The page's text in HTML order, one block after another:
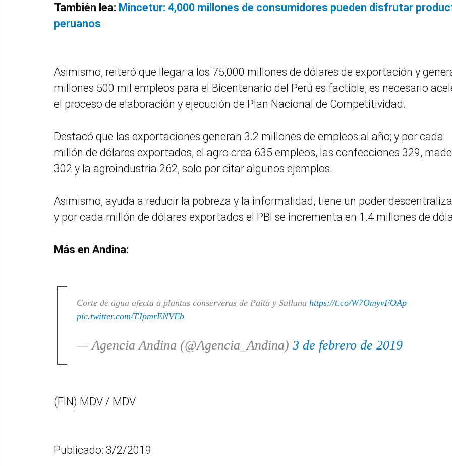
También lea: Mincetur: 4,000 millones de consumidores pueden disfrutar
peruanos
Asimismo, reiteró que llegar a los 75,000 millones de dólares de exportación y
millones 500 mil empleos para el Bicentenario del Perú es factible, es necesario
el proceso de elaboración y ejecución de Plan Nacional de Competitividad.
Destacó que las exportaciones generan 3.2 millones de empleos al año; y por cada
millón de dólares exportados, el agro crea 635 empleos, las confecciones 329,
302 y la agroindustria 262, solo por citar algunos ejemplos.
Asimismo, ayuda a reducir la pobreza y la informalidad, tiene un poder
y por cada millón de dólares exportados el PBI se incrementa en 1.4 millones de
Más en Andina:
Corte de agua afecta a plantas conserveras de Paita y Sullana https://t.co/W7OmyvFOAp
pic.twitter.com/TJpmrENVEb
— Agencia Andina (@Agencia_Andina) 3 de febrero de 2019
(FIN) MDV / MDV
Publicado: 3/2/2019